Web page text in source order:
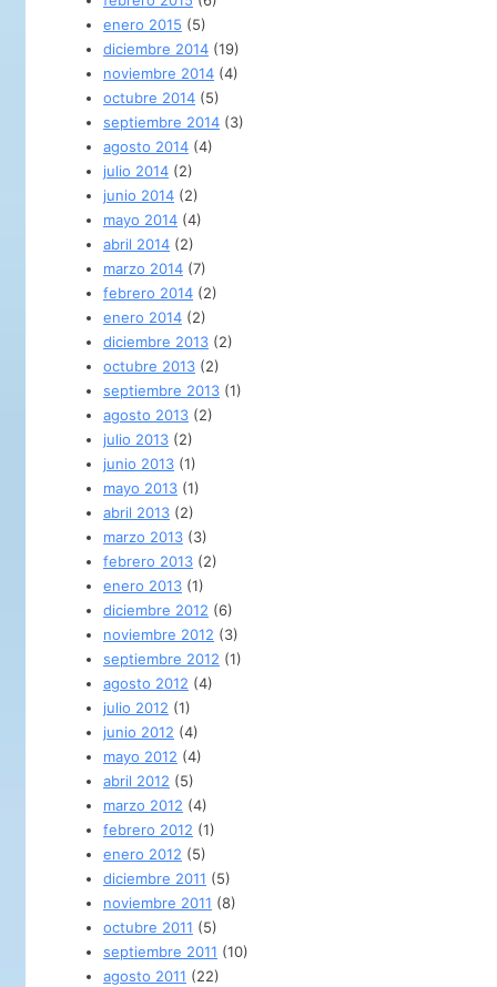
enero 2015 (5)
diciembre 2014 (19)
noviembre 2014 (4)
octubre 2014 (5)
septiembre 2014 (3)
agosto 2014 (4)
julio 2014 (2)
junio 2014 (2)
mayo 2014 (4)
abril 2014 (2)
marzo 2014 (7)
febrero 2014 (2)
enero 2014 (2)
diciembre 2013 (2)
octubre 2013 (2)
septiembre 2013 (1)
agosto 2013 (2)
julio 2013 (2)
junio 2013 (1)
mayo 2013 (1)
abril 2013 (2)
marzo 2013 (3)
febrero 2013 (2)
enero 2013 (1)
diciembre 2012 (6)
noviembre 2012 (3)
septiembre 2012 (1)
agosto 2012 (4)
julio 2012 (1)
junio 2012 (4)
mayo 2012 (4)
abril 2012 (5)
marzo 2012 (4)
febrero 2012 (1)
enero 2012 (5)
diciembre 2011 (5)
noviembre 2011 (8)
octubre 2011 (5)
septiembre 2011 (10)
agosto 2011 (22)